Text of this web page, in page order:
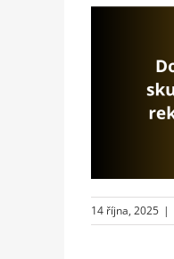
14 října, 2025 |